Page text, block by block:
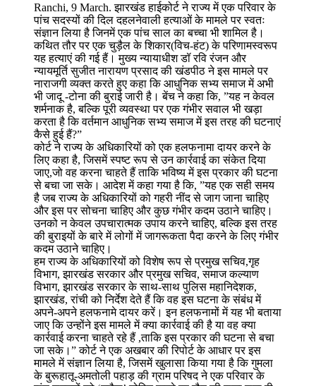
Ranchi, 9 March. झारखंड हाईकोर्ट ने राज्य में एक परिवार के
पांच सदस्यों की दिल दहलनेवाली हत्याओं के मामले पर स्वतः
संज्ञान लिया है जिनमें एक पांच साल का बच्चा भी शामिल है।
कथित तौर पर एक चुड़ैल के शिकार(विच-हंट) के परिणामस्वरूप
यह हत्याएं की गई हैं। मुख्य न्यायाधीश डॉ रवि रंजन और
न्यायमूर्ति सुजीत नारायण प्रसाद की खंडपीठ ने इस मामले पर
नाराजगी व्यक्त करते हुए कहा कि आधुनिक सभ्य समाज में अभी
भी जादू -टोना की बुराई जारी है। बेंच ने कहा कि, ”यह न केवल
शर्मनाक है, बल्कि पूरी व्यवस्था पर एक गंभीर सवाल भी खड़ा
करता है कि वर्तमान आधुनिक सभ्य समाज में इस तरह की घटनाएं
कैसे हुई हैं?”
कोर्ट ने राज्य के अधिकारियों को एक हलफनामा दायर करने के
लिए कहा है, जिसमें स्पष्ट रूप से उन कार्रवाई का संकेत दिया
जाए,जो वह करना चाहते हैं ताकि भविष्य में इस प्रकार की घटना
से बचा जा सके। आदेश में कहा गया है कि, ”यह एक सही समय
है जब राज्य के अधिकारियों को गहरी नींद से जाग जाना चाहिए
और इस पर सोचना चाहिए और कुछ गंभीर कदम उठाने चाहिए।
उनको न केवल उपचारात्मक उपाय करने चाहिए, बल्कि इस तरह
की बुराइयों के बारे में लोगों में जागरूकता पैदा करने के लिए गंभीर
कदम उठाने चाहिए।
हम राज्य के अधिकारियों को विशेष रूप से प्रमुख सचिव,गृह
विभाग, झारखंड सरकार और प्रमुख सचिव, समाज कल्याण
विभाग, झारखंड सरकार के साथ-साथ पुलिस महानिदेशक,
झारखंड, रांची को निर्देश देते हैं कि वह इस घटना के संबंध में
अपने-अपने हलफनामे दायर करें। इन हलफनामों में यह भी बताया
जाए कि उन्होंने इस मामले में क्या कार्रवाई की है या वह क्या
कार्रवाई करना चाहते रहे हैं ,ताकि इस प्रकार की घटना से बचा
जा सके।” कोर्ट ने एक अखबार की रिपोर्ट के आधार पर इस
मामले में संज्ञान लिया है, जिसमें खुलासा किया गया है कि गुमला
के बुरूहातू-अमतोली पहाड़ की ग्राम परिषद ने एक परिवार के